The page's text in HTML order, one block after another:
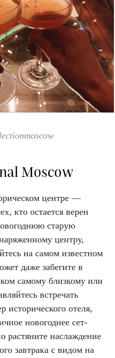
Moscow
центре —
кто остается верен
старую
центру,
на самом известном
даже забегите в
самому близкому или
встречать
отеля,
новогоднее сет-
растяните наслаждение
завтрака с видом на